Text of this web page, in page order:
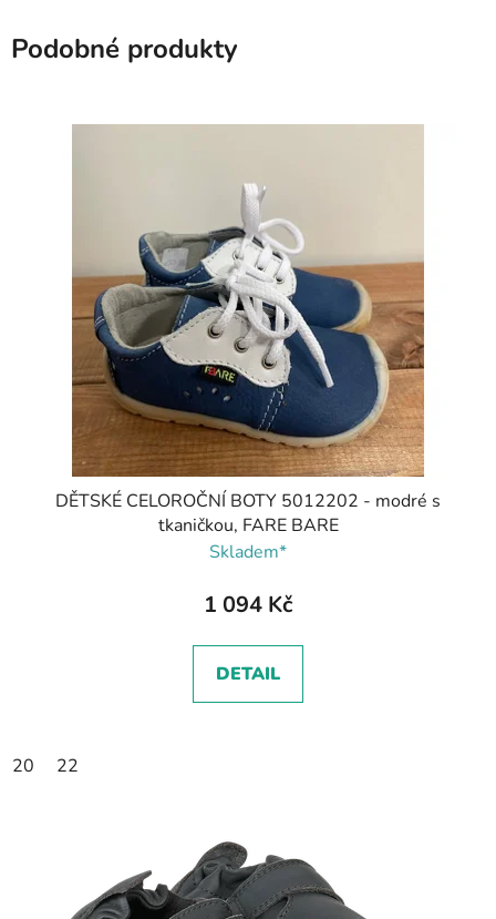
Podobné produkty
DĚTSKÉ CELOROČNÍ BOTY 5012202 - modré s
tkaničkou, FARE BARE
Skladem*
1 094 Kč
DETAIL
20 22